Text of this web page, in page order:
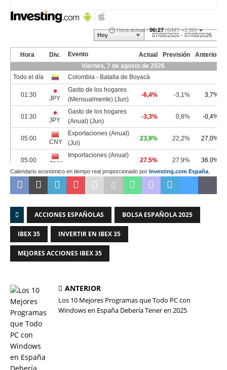
Calendario económico en tiempo real proporcionado por Investing.com España
ACCIONES ESPAÑOLAS BOLSA ESPAÑOLA 2025
IBEX 35 INVERTIR EN IBEX 35
MEJORES ACCIONES IBEX 35
ANTERIOR
Los 10 Mejores Programas que Todo PC con
Windows en España Debería Tener en 2025